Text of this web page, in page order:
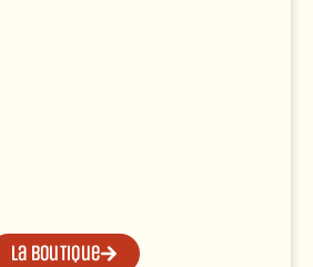
La boutique